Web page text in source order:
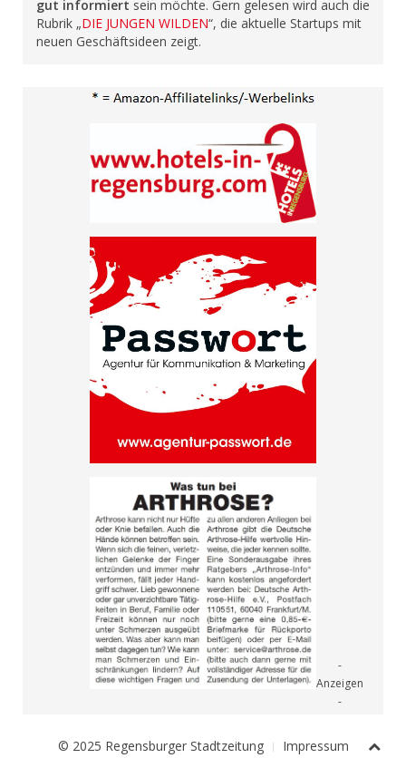
gut informiert sein möchte. Gern gelesen wird auch die
Rubrik „DIE JUNGEN WILDEN“, die aktuelle Startups mit
neuen Geschäftsideen zeigt.
© 2025 Regensburger Stadtzeitung Impressum